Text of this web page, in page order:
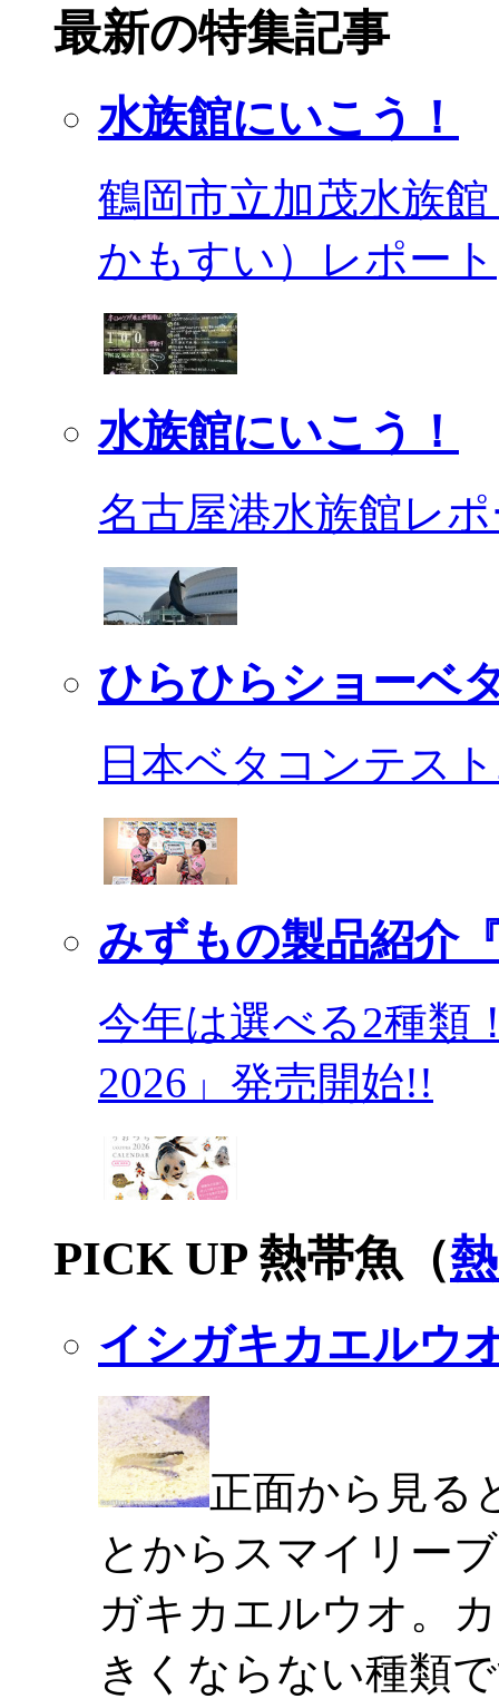
最新の特集記事
水族館にいこう！
鶴岡市立加茂水族
かもすい）レポート
水族館にいこう！
名古屋港水族館レ
ひらひらショーベ
日本ベタコンテス
みずもの製品紹介
今年は選べる2種類
2026」発売開始!!
PICK UP 熱帯魚（
イシガキカエルウ
正面から見る
とからスマイリー
ガキカエルウオ。
きくならない種類